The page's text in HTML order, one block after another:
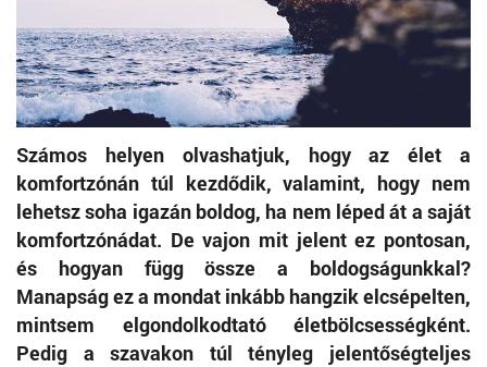
Számos helyen olvashatjuk, hogy az élet a
komfortzónán túl kezdődik, valamint, hogy nem
lehetsz soha igazán boldog, ha nem léped át a saját
komfortzónádat. De vajon mit jelent ez pontosan,
és hogyan függ össze a boldogságunkkal?
Manapság ez a mondat inkább hangzik elcsépelten,
mintsem elgondolkodtató életbölcsességként.
Pedig a szavakon túl tényleg jelentőségteljes